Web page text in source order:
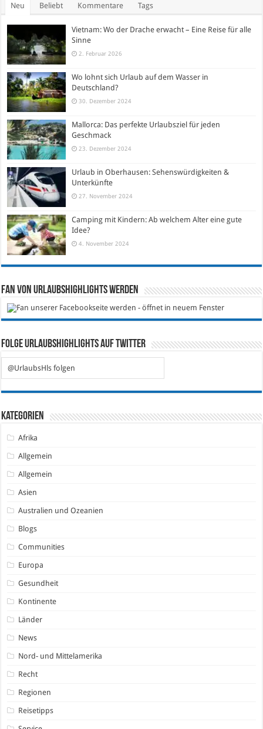
Neu Beliebt Kommentare Tags
Vietnam: Wo der Drache erwacht – Eine Reise für alle
Sinne
2. Februar 2026
Wo lohnt sich Urlaub auf dem Wasser in
Deutschland?
30. Dezember 2024
Mallorca: Das perfekte Urlaubsziel für jeden
Geschmack
23. Dezember 2024
Urlaub in Oberhausen: Sehenswürdigkeiten &
Unterkünfte
27. November 2024
Camping mit Kindern: Ab welchem Alter eine gute
Idee?
4. November 2024
Fan von Urlaubshighlights werden
Folge Urlaubshighlights auf Twitter
@UrlaubsHls folgen
Kategorien
Afrika
Allgemein
Allgemein
Asien
Australien und Ozeanien
Blogs
Communities
Europa
Gesundheit
Kontinente
Länder
News
Nord- und Mittelamerika
Recht
Regionen
Reisetipps